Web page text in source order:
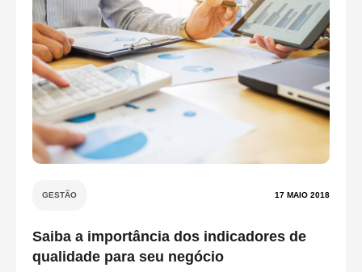
GESTÃO 17 MAIO 2018
Saiba a importância dos indicadores de
qualidade para seu negócio